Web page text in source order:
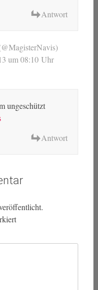
Antwort
um 08:10 Uhr
ungeschützt
Antwort